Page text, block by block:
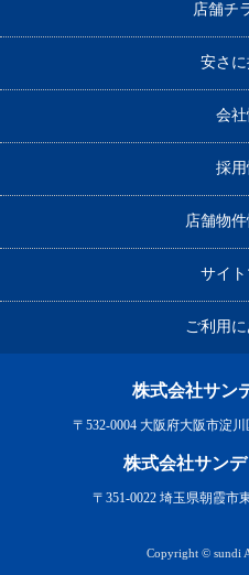
店舗チ
安さに
会
採
店舗物
サイ
ご利用
株式会社サ
〒532-0004 大阪府大阪市淀
株式会社サン
〒351-0022 埼玉県朝霞市
Copyright © sundi